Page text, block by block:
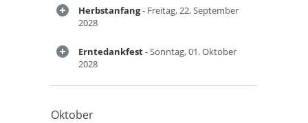
Herbstanfang- Freitag, 22. September
2028
Erntedankfest- Sonntag, 01. Oktober
2028
Oktober